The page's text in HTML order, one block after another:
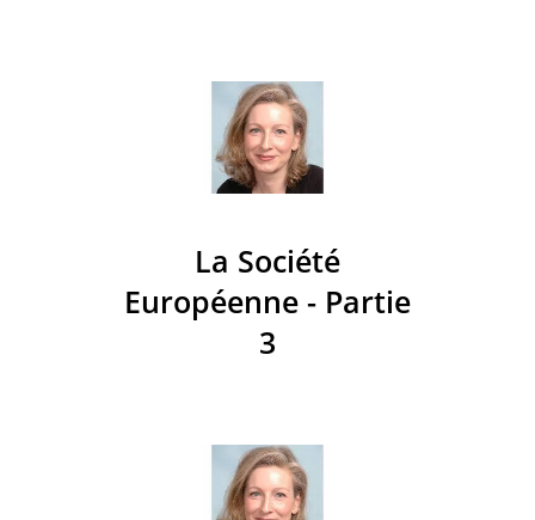
La Société
Européenne - Partie
3